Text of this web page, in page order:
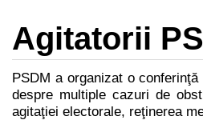
Agitatorii
PSDM a organizat o
despre multiple cazuri de
agitaţiei electorale, reţinerea